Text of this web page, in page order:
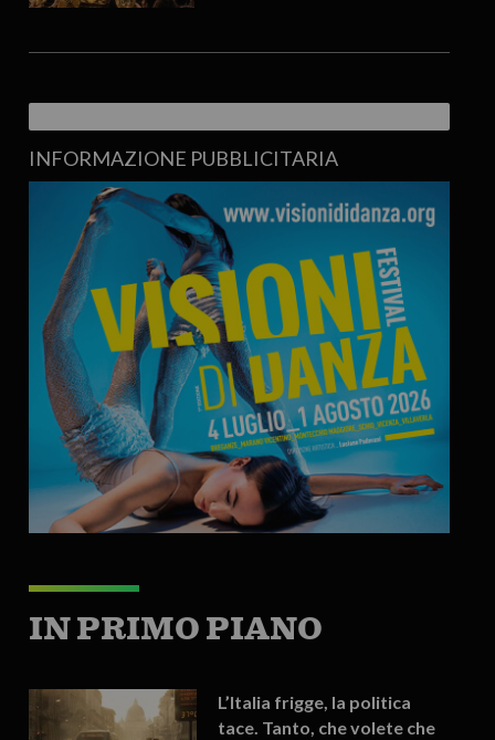
INFORMAZIONE PUBBLICITARIA
IN PRIMO PIANO
L’Italia frigge, la politica
tace. Tanto, che volete che